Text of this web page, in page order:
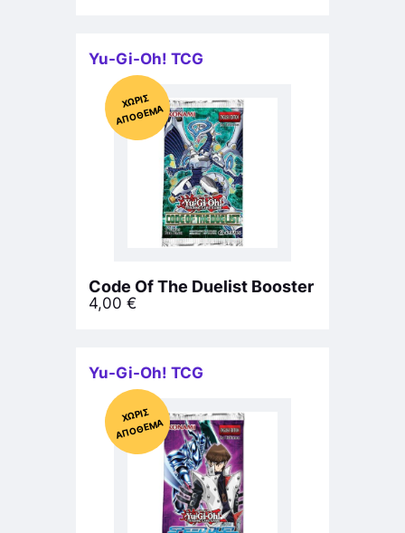
Yu-Gi-Oh! TCG
Χ
ΩΡΊΣ
Α
Π
Ό
ΘΕ
ΜΑ
Code Of Τhe Duelist Booster
4,00 €
Yu-Gi-Oh! TCG
Χ
ΩΡΊΣ
Α
Π
Ό
ΘΕ
ΜΑ